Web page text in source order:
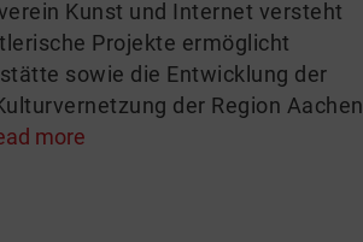
Kunst und Internet versteht
Projekte ermöglicht
sowie die Entwicklung der
der Region Aachen
more